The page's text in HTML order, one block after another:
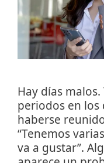
Hay días
periodos en los
haberse
“Tenemos
va a gustar”.